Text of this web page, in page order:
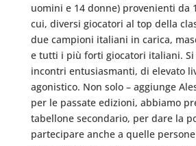
uomini e 14 donne) provenienti da
cui, diversi giocatori al top della
due campioni italiani in carica,
e tutti i più forti giocatori italiani. Si
incontri entusiasmanti, di elevato
agonistico. Non solo – aggiunge
per le passate edizioni, abbiamo
tabellone secondario, per dare la
partecipare anche a quelle